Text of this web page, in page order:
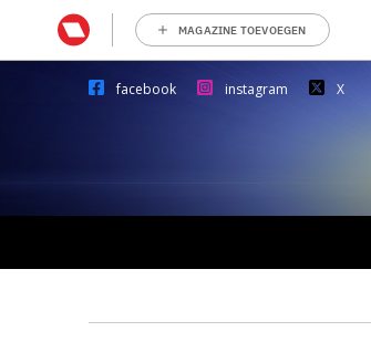
MAGAZINE TOEVOEGEN
facebook instagram X